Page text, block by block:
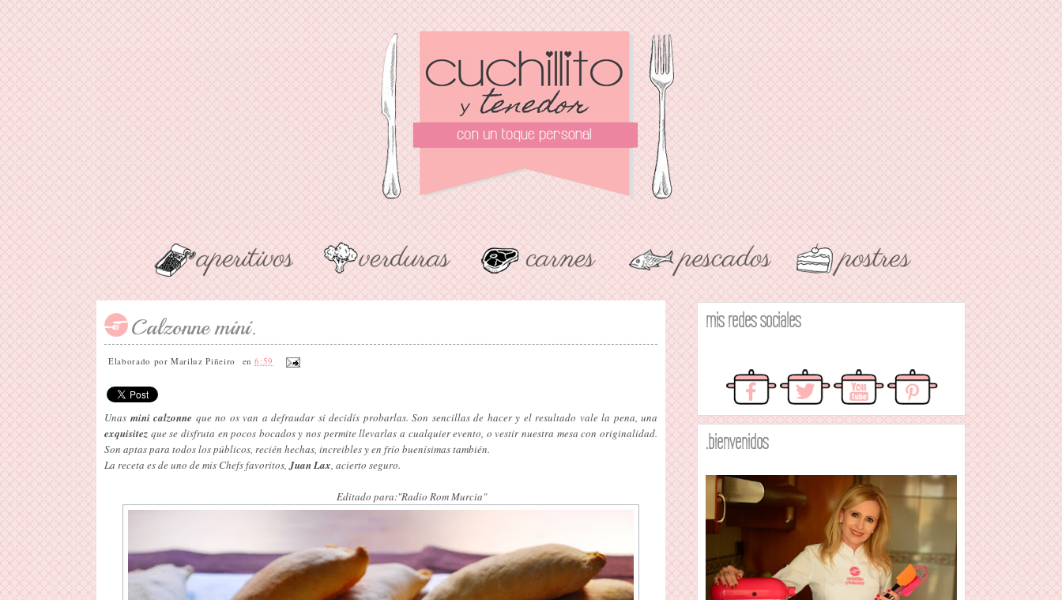
Calzonne mini.
Elaborado porMariluz Piñeiro en6:59
Unas mini calzonne que no os van a defraudar si decidís probarlas. Son sencillas de hacer y el resultado vale la pena, una
exquisitez que se disfruta en pocos bocados y nos permite llevarlas a cualquier evento, o vestir nuestra mesa con originalidad.
Son aptas para todos los públicos, recién hechas, increibles y en frío buenísimas también.
La receta es de uno de mis Chefs favoritos,Juan Lax, acierto seguro.
Editado para:"Radio Rom Murcia"
mis redes sociales
.bienvenidos